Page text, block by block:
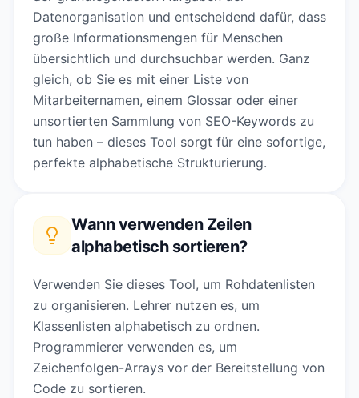
Datenorganisation und entscheidend dafür, dass
große Informationsmengen für Menschen
übersichtlich und durchsuchbar werden. Ganz
gleich, ob Sie es mit einer Liste von
Mitarbeiternamen, einem Glossar oder einer
unsortierten Sammlung von SEO-Keywords zu
tun haben – dieses Tool sorgt für eine sofortige,
perfekte alphabetische Strukturierung.
Wann verwenden Zeilen
alphabetisch sortieren?
Verwenden Sie dieses Tool, um Rohdatenlisten
zu organisieren. Lehrer nutzen es, um
Klassenlisten alphabetisch zu ordnen.
Programmierer verwenden es, um
Zeichenfolgen-Arrays vor der Bereitstellung von
Code zu sortieren.